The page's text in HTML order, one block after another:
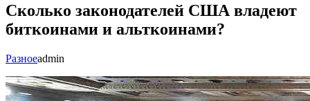
Сколько законодателей США владеют
биткоинами и альткоинами?
Разноеadmin